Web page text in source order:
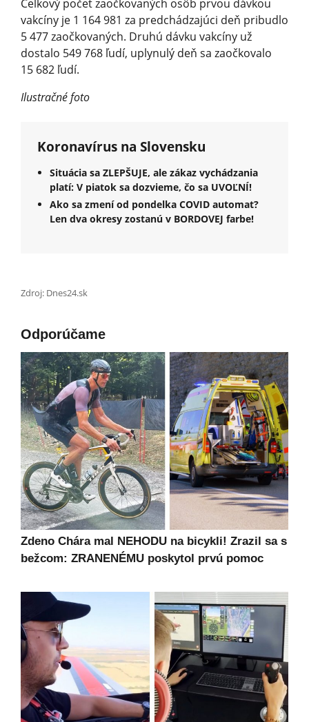
Celkový počet zaočkovaných osôb prvou dávkou
vakcíny je 1 164 981 za predchádzajúci deň pribudlo
5 477 zaočkovaných. Druhú dávku vakcíny už
dostalo 549 768 ľudí, uplynulý deň sa zaočkovalo
15 682 ľudí.
Ilustračné foto
Koronavírus na Slovensku
Situácia sa ZLEPŠUJE, ale zákaz vychádzania
platí: V piatok sa dozvieme, čo sa UVOĽNÍ!
Ako sa zmení od pondelka COVID automat?
Len dva okresy zostanú v BORDOVEJ farbe!
Zdroj: Dnes24.sk
Odporúčame
Zdeno Chára mal NEHODU na bicykli! Zrazil sa s
bežcom: ZRANENÉMU poskytol prvú pomoc